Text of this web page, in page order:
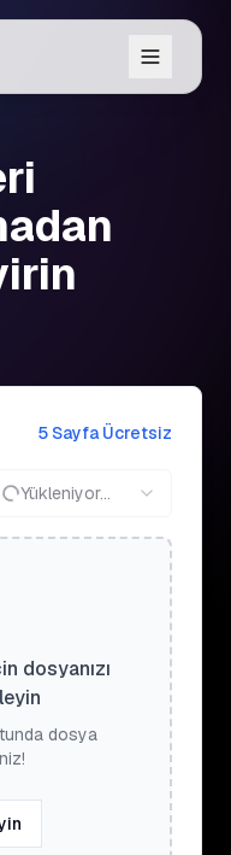
5 Sayfa Ücretsiz
Yükleniyor...
dosyanızı
dosya